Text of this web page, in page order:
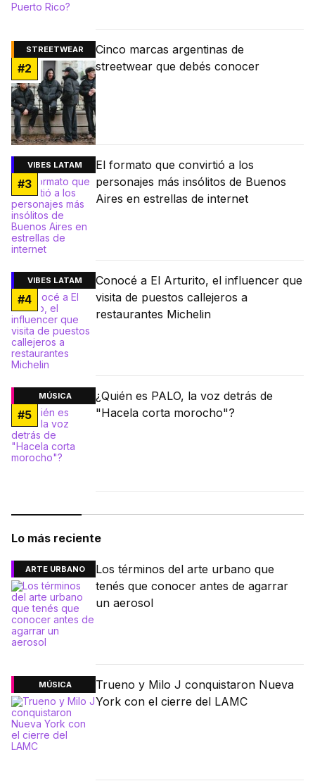
STREETWEAR
#2
Cinco marcas argentinas de
streetwear que debés conocer
VIBES LATAM
#3
El formato que convirtió a los
personajes más insólitos de Buenos
Aires en estrellas de internet
VIBES LATAM
#4
Conocé a El Arturito, el influencer que
visita de puestos callejeros a
restaurantes Michelin
MÚSICA
#5
¿Quién es PALO, la voz detrás de
"Hacela corta morocho"?
Lo más reciente
ARTE URBANO
Los términos del arte urbano que
tenés que conocer antes de agarrar
un aerosol
MÚSICA
Trueno y Milo J conquistaron Nueva
York con el cierre del LAMC